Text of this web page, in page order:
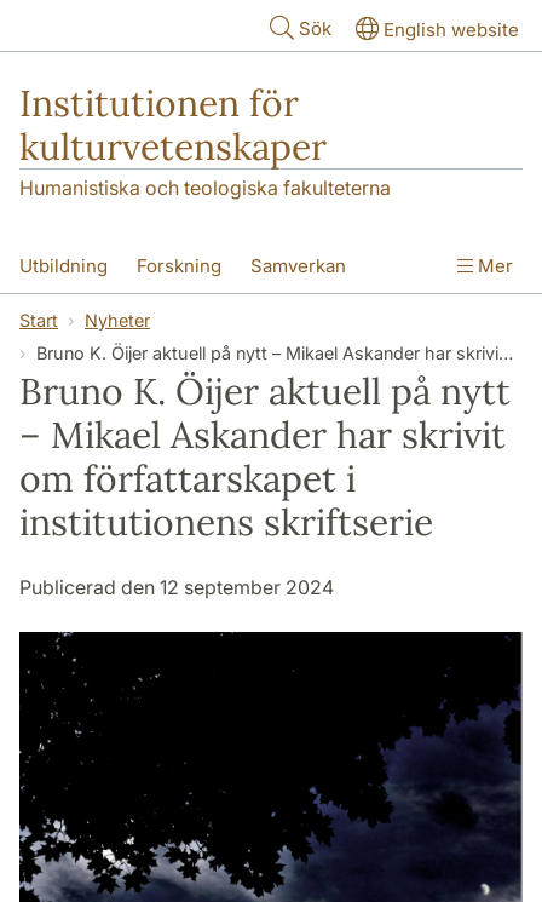
Sök English website
Institutionen för
kulturvetenskaper
Humanistiska och teologiska fakulteterna
Utbildning Forskning Samverkan
Om institutionen
Mer
Start
Nyheter
Bruno K. Öijer aktuell på nytt – Mikael Askander har skrivit om författarskapet i institutionens skriftserie
Bruno K. Öijer aktuell på nytt
– Mikael Askander har skrivit
om författarskapet i
institutionens skriftserie
Publicerad den 12 september 2024